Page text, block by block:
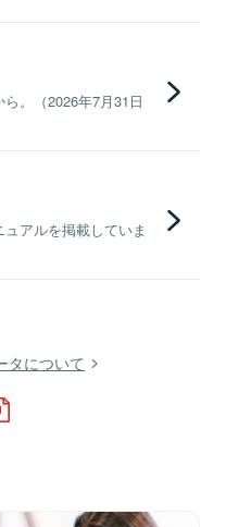
。（2026年7月31日
アルを掲載していま
タについて